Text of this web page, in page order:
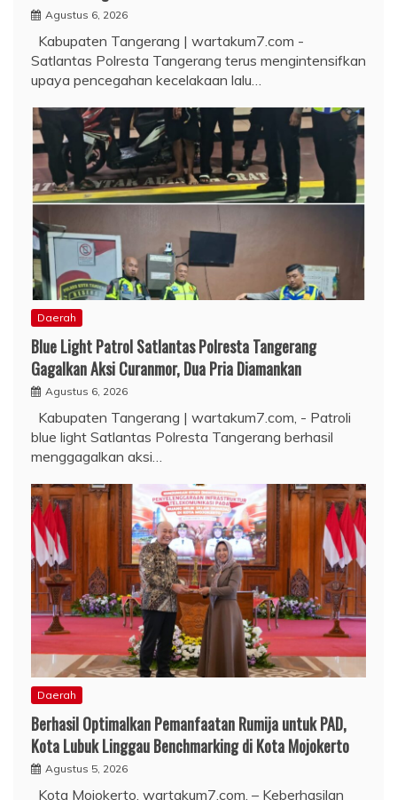
Agustus 6, 2026
Kabupaten Tangerang | wartakum7.com -
Satlantas Polresta Tangerang terus mengintensifkan
upaya pencegahan kecelakaan lalu…
Daerah
Blue Light Patrol Satlantas Polresta Tangerang
Gagalkan Aksi Curanmor, Dua Pria Diamankan
Agustus 6, 2026
Kabupaten Tangerang | wartakum7.com, - Patroli
blue light Satlantas Polresta Tangerang berhasil
menggagalkan aksi…
Daerah
Berhasil Optimalkan Pemanfaatan Rumija untuk PAD,
Kota Lubuk Linggau Benchmarking di Kota Mojokerto
Agustus 5, 2026
Kota Mojokerto, wartakum7.com. – Keberhasilan